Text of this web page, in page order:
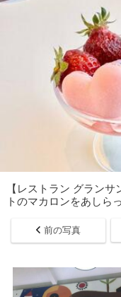
【レストラン グラン
トのマカロンをあしら
前の写真